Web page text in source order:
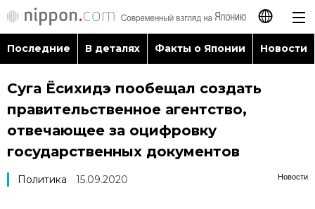
日本語
English
繁體字
Последние
В деталях
Последние В деталях Факты о Японии Новости
Суга Ёсихидэ пообещал создать
правительственное агентство,
отвечающее за оцифровку
государственных документов
Новости
Политика 15.09.2020